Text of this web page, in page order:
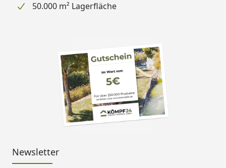
50.000 m² Lagerfläche
Newsletter